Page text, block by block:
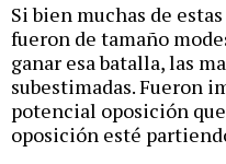
Si bien muchas de
fueron de tamaño
ganar esa batalla, las
subestimadas. Fueron
potencial oposición
oposición esté